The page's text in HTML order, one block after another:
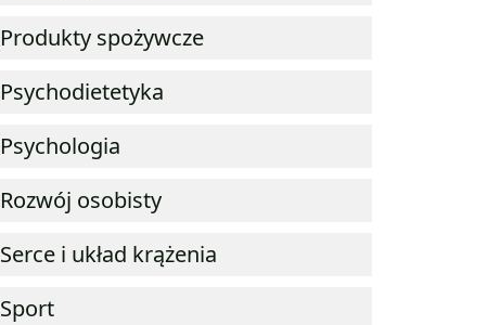
Produkty spożywcze
Psychodietetyka
Psychologia
Rozwój osobisty
Serce i układ krążenia
Sport